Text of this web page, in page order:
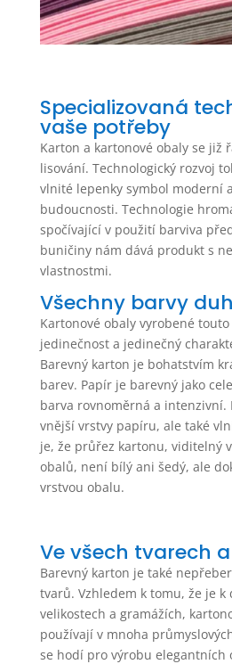
Specializovaná
vaše potřeby
Karton a kartonové obaly se již
lisování. Technologický rozvoj
vlnité lepenky symbol moderní
budoucnosti. Technologie
spočívající v použití barviva
buničiny nám dává produkt s
vlastnostmi.
Všechny barvy
Kartonové obaly vyrobené
jedinečnost a jedinečný
Barevný karton je bohatstvím
barev. Papír je barevný jako
barva rovnoměrná a intenzivní.
vnější vrstvy papíru, ale také
je, že průřez kartonu, viditelný
obalů, není bílý ani šedý, ale
vrstvou obalu.
Ve všech tvarech
Barevný karton je také
tvarů. Vzhledem k tomu, že je k
velikostech a gramážích,
používají v mnoha
se hodí pro výrobu elegantních